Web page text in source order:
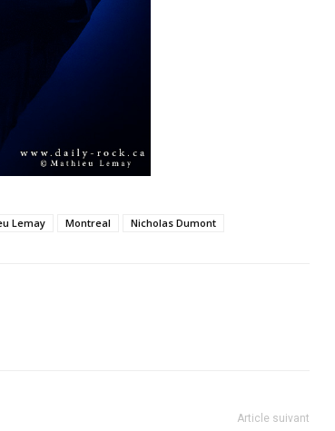
Lemay Montreal Nicholas Dumont
Article suivant